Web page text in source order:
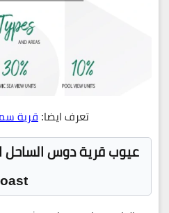
تعرف ايضا:قرية